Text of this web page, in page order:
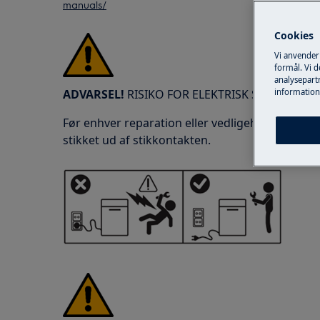
manuals/
ADVARSEL! RISIKO FOR ELEKTRISK STØD
Før enhver reparation eller
stikket ud af stikkontakten.
Cookies
Vi
formål. Vi
information